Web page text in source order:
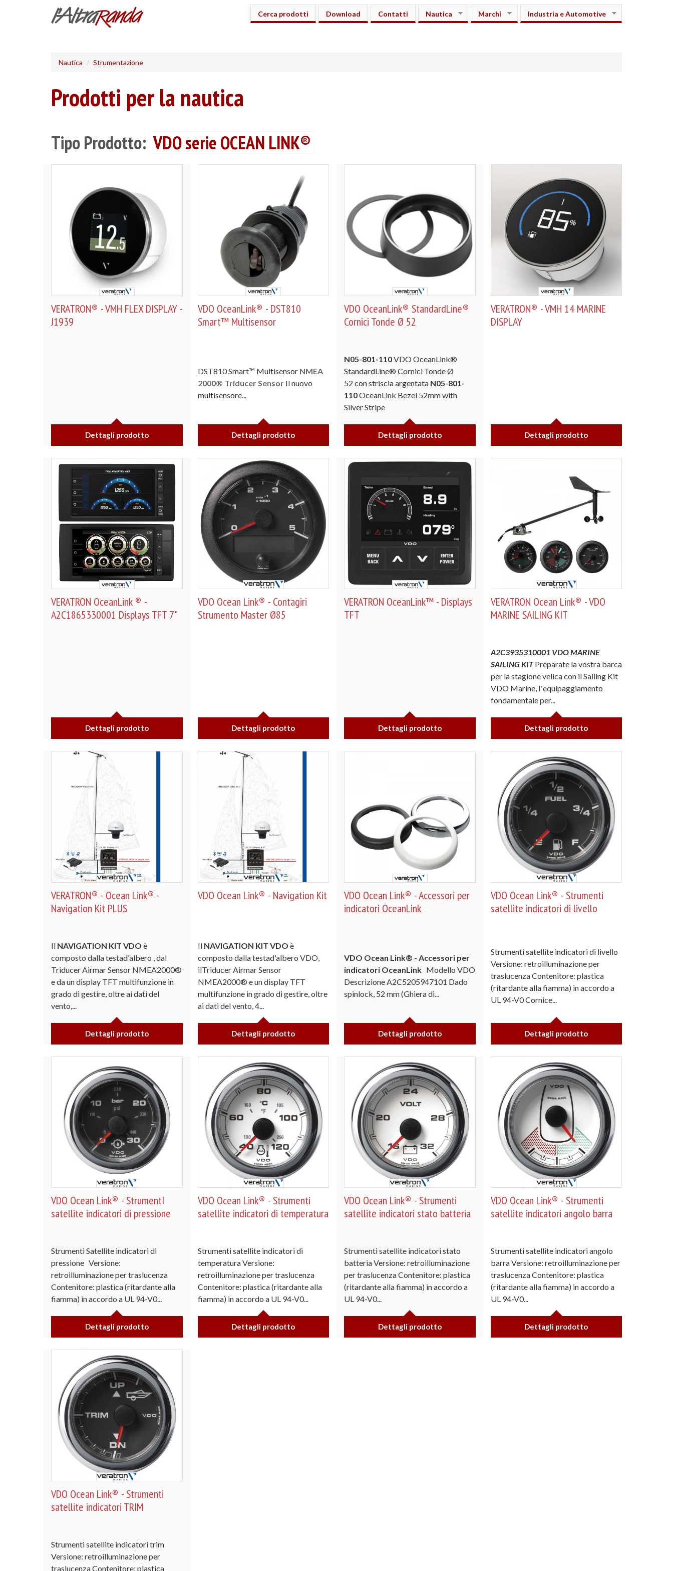
Cerca prodotti Download Contatti Nautica Marchi Industria e Automotive
Nautica Strumentazione
Prodotti per la nautica
Tipo Prodotto: VDO serie OCEAN LINK®
VERATRON® - VMH FLEX DISPLAY -
J1939
Dettagli prodotto
VDO OceanLink® - DST810
Smart™ Multisensor
DST810 Smart™ Multisensor NMEA
2000® Triducer SensorIl nuovo
multisensore...
Dettagli prodotto
VDO OceanLink® StandardLine®
Cornici Tonde Ø 52
N05-801-110VDO OceanLink®
StandardLine® Cornici Tonde Ø
52 con striscia argentata N05-801-
110OceanLink Bezel 52mm with
Silver Stripe
Dettagli prodotto
VERATRON® - VMH 14 MARINE
DISPLAY
Dettagli prodotto
VERATRON OceanLink ® -
A2C1865330001 Displays TFT 7"
Dettagli prodotto
VDO Ocean Link® - Contagiri
Strumento Master Ø85
Dettagli prodotto
VERATRON OceanLink™ - Displays
TFT
Dettagli prodotto
VERATRON Ocean Link® - VDO
MARINE SAILING KIT
A2C3935310001 VDO MARINE
SAILING KITPreparate la vostra barca
per la stagione velica con il Sailing Kit
VDO Marine, lʼequipaggiamento
fondamentale per...
Dettagli prodotto
VERATRON® - Ocean Link® -
Navigation Kit PLUS
Il NAVIGATION KIT VDO è
composto dalla testad'albero , dal
Triducer Airmar Sensor NMEA2000®
e da un display TFT multifunzione in
grado di gestire, oltre ai dati del
vento,...
Dettagli prodotto
VDO Ocean Link® - Navigation Kit
Il NAVIGATION KIT VDO è
composto dalla testad'albero VDO,
ilTriducer Airmar Sensor
NMEA2000® e un display TFT
multifunzione in grado di gestire, oltre
ai dati del vento, 4...
Dettagli prodotto
VDO Ocean Link® - Accessori per
indicatori OceanLink
VDO Ocean Link® - Accessori per
indicatori OceanLink Modello VDO
Descrizione A2C5205947101 Dado
spinlock, 52 mm (Ghiera di...
Dettagli prodotto
VDO Ocean Link® - Strumenti
satellite indicatori di livello
Strumenti satellite indicatori di livello
Versione: retroilluminazione per
traslucenza Contenitore: plastica
(ritardante alla fiamma) in accordo a
UL 94-V0 Cornice...
Dettagli prodotto
VDO Ocean Link® - StrumentI
satellite indicatori di pressione
Strumenti Satellite indicatori di
pressione Versione:
retroilluminazione per traslucenza
Contenitore: plastica (ritardante alla
fiamma) in accordo a UL 94-V0...
Dettagli prodotto
VDO Ocean Link® - Strumenti
satellite indicatori di temperatura
Strumenti satellite indicatori di
temperatura Versione:
retroilluminazione per traslucenza
Contenitore: plastica (ritardante alla
fiamma) in accordo a UL 94-V0...
Dettagli prodotto
VDO Ocean Link® - Strumenti
satellite indicatori stato batteria
Strumenti satellite indicatori stato
batteria Versione: retroilluminazione
per traslucenza Contenitore: plastica
(ritardante alla fiamma) in accordo a
UL 94-V0...
Dettagli prodotto
VDO Ocean Link® - Strumenti
satellite indicatori angolo barra
Strumenti satellite indicatori angolo
barra Versione: retroilluminazione per
traslucenza Contenitore: plastica
(ritardante alla fiamma) in accordo a
UL 94-V0...
Dettagli prodotto
VDO Ocean Link® - Strumenti
satellite indicatori TRIM
Strumenti satellite indicatori trim
Versione: retroilluminazione per
traslucenza Contenitore: plastica